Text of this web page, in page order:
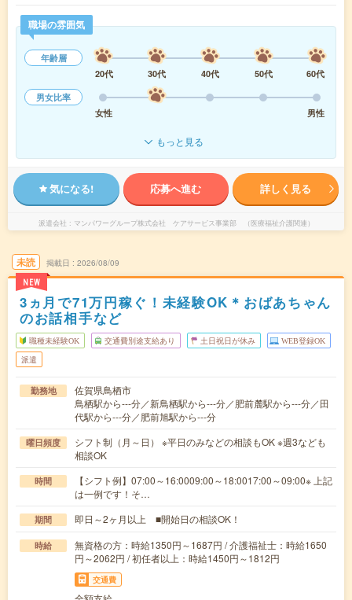
職場の雰囲気
年齢層
20代
30代 40代 50代
60代
男女比率
女性
男性
もっと見る
気になる! 応募へ進む 詳しく見る
派遣会社 マンパワーグループ株式会社 ケアサービス事業部 （医療福祉介護関連）
未読
NEW
掲載日 2026/08/09
3ヵ月で71万円稼ぐ！未経験OK＊おばあちゃん
のお話相手など
職種未経験OK 交通費別途支給あり 土日祝日が休み WEB登録OK
派遣
勤務地
佐賀県鳥栖市
鳥栖駅から---分／新鳥栖駅から---分／肥前麓駅から---分／田
代駅から---分／肥前旭駅から---分
曜日頻度
シフト制（月～日） ※平日のみなどの相談もOK ※週3なども
相談OK
時間
【シフト例】07:00～16:0009:00～18:0017:00～09:00※ 上記
は一例です！そ…
期間 即日～2ヶ月以上 ■開始日の相談OK！
時給
無資格の方：時給1350円～1687円 / 介護福祉士：時給1650
円～2062円 / 初任者以上：時給1450円～1812円
交通費